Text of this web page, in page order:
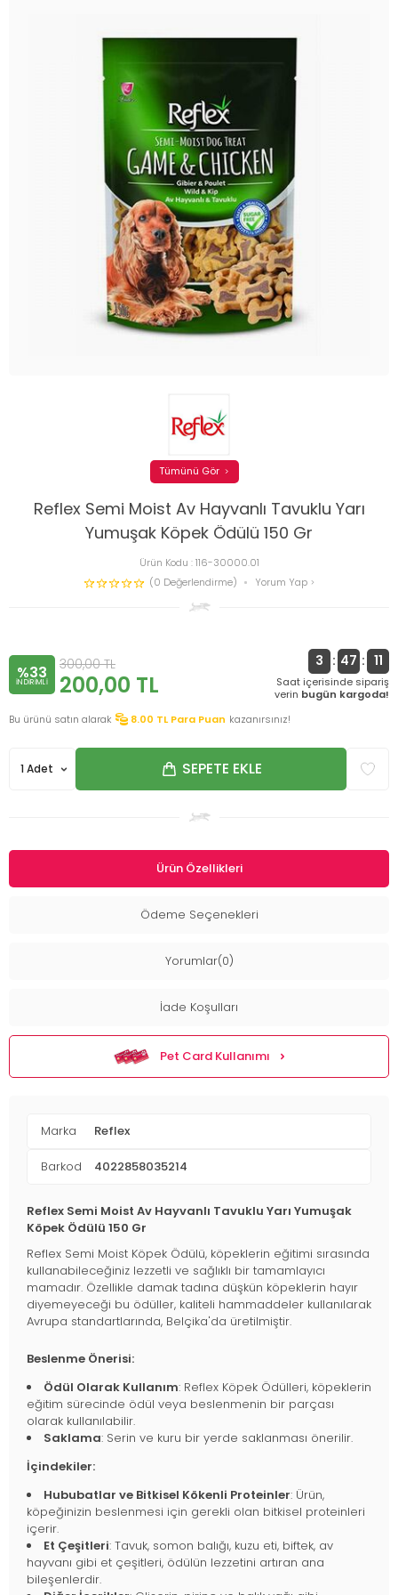
Reflex Semi Moist Av Hayvanlı Tavuklu Yarı
Yumuşak Köpek Ödülü 150 Gr
Ürün Kodu :116-30000.01
(0 Değerlendirme)
Yorum Yap
Tümünü Gör
%33
INDIRIMLI
300,00TL
200,00 TL
3 : 47 : 11
Saat içerisinde sipariş
verin bugün kargoda!
Bu ürünü satın alarak
8.00 TL Para Puan kazanırsınız!
SEPETE EKLE
Ürün Özellikleri
Ödeme Seçenekleri
Yorumlar(0)
İade Koşulları
Pet Card Kullanımı
Marka Reflex
Barkod 4022858035214
Reflex Semi Moist Av Hayvanlı Tavuklu Yarı Yumuşak
Köpek Ödülü 150 Gr
Reflex Semi Moist Köpek Ödülü, köpeklerin eğitimi sırasında
kullanabileceğiniz lezzetli ve sağlıklı bir tamamlayıcı
mamadır. Özellikle damak tadına düşkün köpeklerin hayır
diyemeyeceği bu ödüller, kaliteli hammaddeler kullanılarak
Avrupa standartlarında, Belçika'da üretilmiştir.
Beslenme Önerisi:
Ödül Olarak Kullanım: Reflex Köpek Ödülleri, köpeklerin
eğitim sürecinde ödül veya beslenmenin bir parçası
olarak kullanılabilir.
Saklama: Serin ve kuru bir yerde saklanması önerilir.
İçindekiler:
Hububatlar ve Bitkisel Kökenli Proteinler: Ürün,
köpeğinizin beslenmesi için gerekli olan bitkisel proteinleri
içerir.
Et Çeşitleri: Tavuk, somon balığı, kuzu eti, biftek, av
hayvanı gibi et çeşitleri, ödülün lezzetini artıran ana
bileşenlerdir.